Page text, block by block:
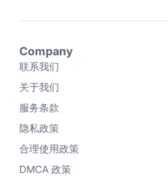
Company
联系我们
关于我们
服务条款
隐私政策
合理使用政策
DMCA 政策